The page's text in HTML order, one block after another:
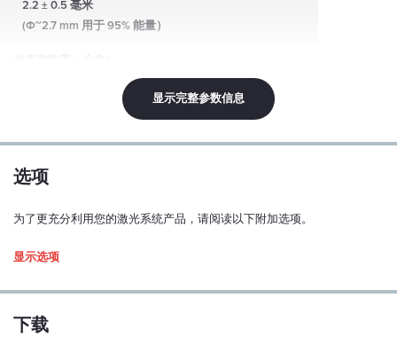
2.2 ± 0.5 毫米
(Φ~2.7 mm 用于 95% 能量）
极化比：
偏振方位公差：
M2（水平/垂直）：
显示完整参数信息
选项
为了更充分利用您的激光系统产品，请阅读以下附加选项。
Driver type
显示选项
下载